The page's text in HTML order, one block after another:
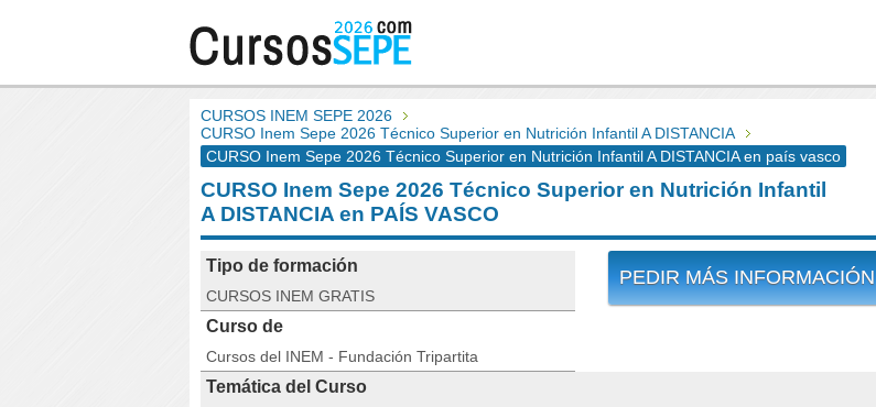
CURSOS INEM SEPE 2026
CURSO Inem Sepe 2026 Técnico Superior en Nutrición Infantil A DISTANCIA
CURSO Inem Sepe 2026 Técnico Superior en Nutrición Infantil A DISTANCIA en país vasco
CURSO Inem Sepe 2026 Técnico Superior en Nutrición Infantil
A DISTANCIA en PAÍS VASCO
PEDIR MÁS INFORMACIÓN
Tipo de formación
CURSOS INEM GRATIS
Curso de
Cursos del INEM - Fundación Tripartita
Temática del Curso